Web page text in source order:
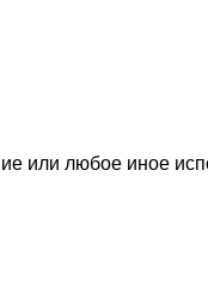
или любое иное